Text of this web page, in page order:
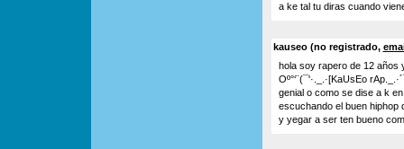
a ke tal tu diras cuando
kauseo (no registrado,
hola soy rapero de 12 años
Oº°‘¨(¯'·._.·[KaUsEo
genial o como se dise a k
escuchando el buen hiphop
y yegar a ser ten bueno